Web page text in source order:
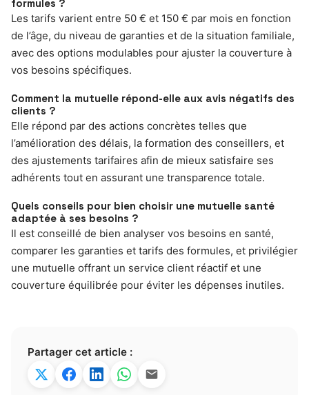
formules ?
Les tarifs varient entre 50 € et 150 € par mois en fonction
de l’âge, du niveau de garanties et de la situation familiale,
avec des options modulables pour ajuster la couverture à
vos besoins spécifiques.
Comment la mutuelle répond-elle aux avis négatifs des
clients ?
Elle répond par des actions concrètes telles que
l’amélioration des délais, la formation des conseillers, et
des ajustements tarifaires afin de mieux satisfaire ses
adhérents tout en assurant une transparence totale.
Quels conseils pour bien choisir une mutuelle santé
adaptée à ses besoins ?
Il est conseillé de bien analyser vos besoins en santé,
comparer les garanties et tarifs des formules, et privilégier
une mutuelle offrant un service client réactif et une
couverture équilibrée pour éviter les dépenses inutiles.
Partager cet article :